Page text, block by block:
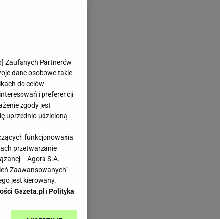
] Zaufanych Partnerów
dane osobowe takie
do celów
i preferencji
zgody jest
uprzednio udzieloną
funkcjonowania
przetwarzanie
– Agora S.A. –
Zaawansowanych”
jest kierowany.
Gazeta.pl iPolityka